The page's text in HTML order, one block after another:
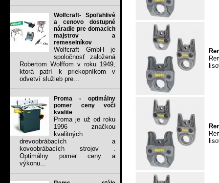
Wolfcraft- Spoľahlivé
a cenovo dostupné
náradie pre domacich
majstrov a
remeselníkov
Wolfcraft GmbH je
spoločnosť založená
Robertom Wolffom v roku 1949,
ktorá patrí k priekopníkom v
odvetví služieb pre...
Proma - optimálny
pomer ceny voči
kvalite
Proma je už od roku
1996 značkou
kvalitných
drevoobrábacích a
kovoobrábacích strojov .
Optimálny pomer ceny a
výkonu...